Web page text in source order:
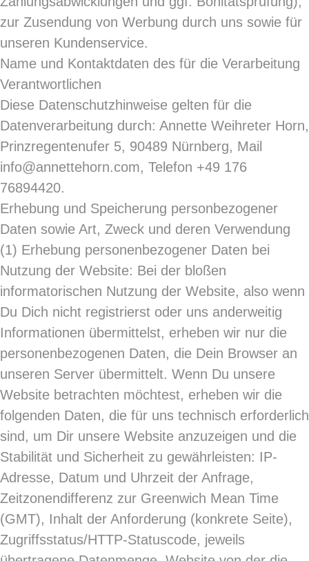
zur Zusendung von Werbung durch uns sowie für
unseren Kundenservice.
Name und Kontaktdaten des für die Verarbeitung
Verantwortlichen
Diese Datenschutzhinweise gelten für die
Datenverarbeitung durch: Annette Weihreter Horn,
Prinzregentenufer 5, 90489 Nürnberg, Mail
info@annettehorn.com, Telefon +49 176
76894420.
Erhebung und Speicherung personbezogener
Daten sowie Art, Zweck und deren Verwendung
(1) Erhebung personenbezogener Daten bei
Nutzung der Website: Bei der bloßen
informatorischen Nutzung der Website, also wenn
Du Dich nicht registrierst oder uns anderweitig
Informationen übermittelst, erheben wir nur die
personenbezogenen Daten, die Dein Browser an
unseren Server übermittelt. Wenn Du unsere
Website betrachten möchtest, erheben wir die
folgenden Daten, die für uns technisch erforderlich
sind, um Dir unsere Website anzuzeigen und die
Stabilität und Sicherheit zu gewährleisten: IP-
Adresse, Datum und Uhrzeit der Anfrage,
Zeitzonendifferenz zur Greenwich Mean Time
(GMT), Inhalt der Anforderung (konkrete Seite),
Zugriffsstatus/HTTP-Statuscode, jeweils